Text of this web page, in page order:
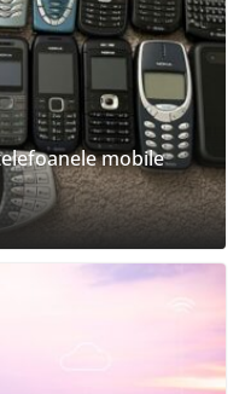
mobile